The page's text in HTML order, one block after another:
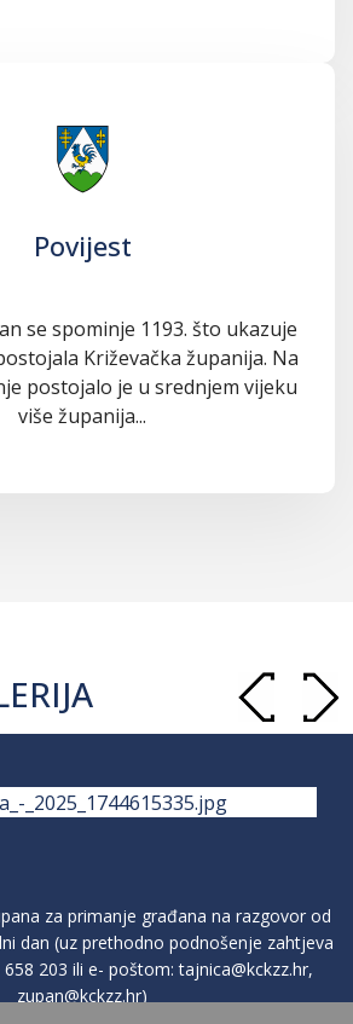
Povijest
se spominje 1193. što ukazuje
Križevačka županija. Na
postojalo je u srednjem vijeku
više županija...
za primanje građana na razgovor od
dan (uz prethodno podnošenje zahtjeva
658 203ili e- poštom: